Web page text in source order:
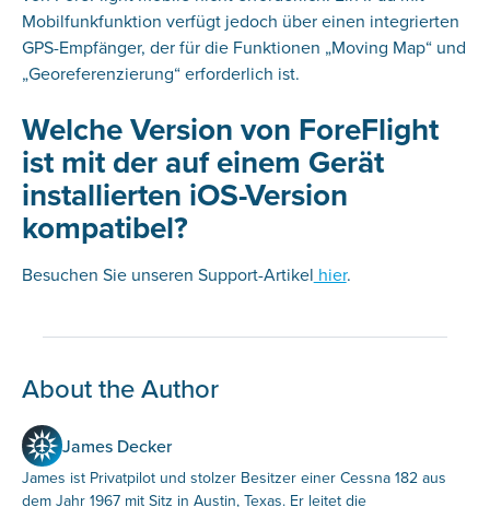
Mobilfunkfunktion verfügt jedoch über einen integrierten
GPS-Empfänger, der für die Funktionen „Moving Map“ und
„Georeferenzierung“ erforderlich ist.
Welche Version von ForeFlight
ist mit der auf einem Gerät
installierten iOS-Version
kompatibel?
Besuchen Sie unseren Support-Artikel hier.
About the Author
James Decker
James ist Privatpilot und stolzer Besitzer einer Cessna 182 aus
dem Jahr 1967 mit Sitz in Austin, Texas. Er leitet die